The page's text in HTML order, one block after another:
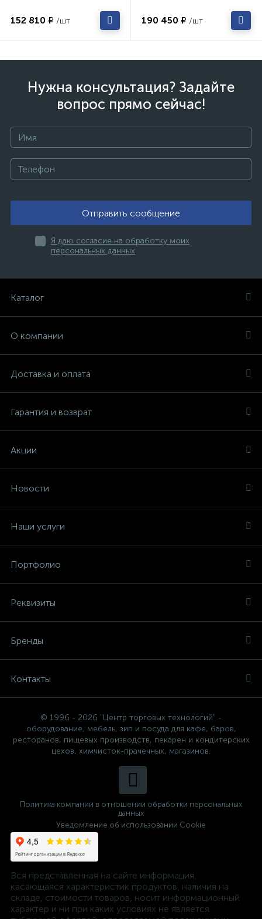
152 810 ₽ /шт 190 450 ₽ /шт
Нужна консультация? Задайте
вопрос прямо сейчас!
Отправить сообщение
Я даю согласие на обработку моих
персональных данных
Каталог
О компании
Доставка и оплата
Гарантия и возврат
Акции
Новости
Наши услуги
Портфолио
Реквизиты
Бренды
Контакты
© 1996 - 2026 "Центр торговых технологий" -
оборудование, мебель, зип и посуда для кафе, баров,
ресторанов, пищевых производств, пекарен и кондитерских
цехов, химчисток-прачечных, магазинов.
Политика компании в отношении обработки персональных
данных
Уведомление об использовании Cookie
Вся представленная на сайте информация,
касающаяся характеристик продуктов, наличия на
складе, стоимости товаров, носит информационный
характер и ни при каких условиях не является